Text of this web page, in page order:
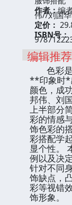
作者：编
伟//刘国华
定价：
ISBN号：
编辑推
色彩
**印象时*
颜色，成
邦伟、刘
上半部分
彩的情感
饰色彩的
彩搭配学
显个性。
例以及决
针对不同
饰缺点，
彩等视错
饰形象。